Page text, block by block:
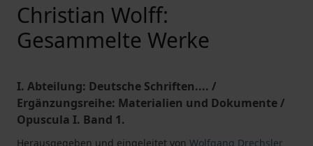
Christian Wolff:
Gesammelte Werke
I. Abteilung: Deutsche Schriften.... /
Ergänzungsreihe: Materialien und Dokumente /
Opuscula I. Band 1.
Herausgegeben und eingeleitet von Wolfgang Drechsler